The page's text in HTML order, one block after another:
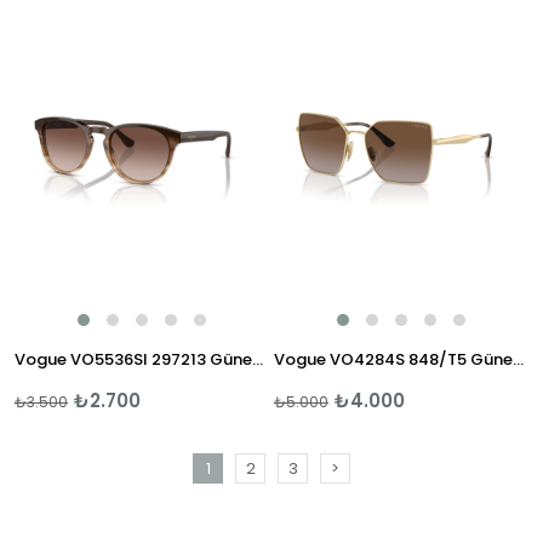
Vogue VO5536SI 297213 Güneş Gözlüğü
₺2.700
₺3.500
Vogue VO4284S 848/T5 Güneş Gözlüğü
₺4.000
₺5.000
1 2 3 >